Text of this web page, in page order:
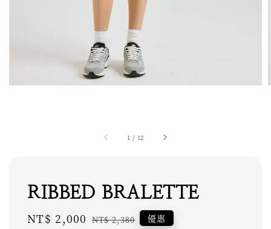
1 / 12
RIBBED BRALETTE
Sale
NT$ 2,000 Regular
NT$ 2,380 優惠